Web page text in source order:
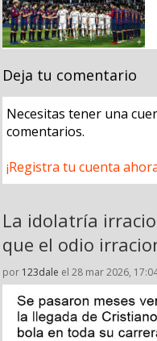
Deja tu comentario
Necesitas tener una
comentarios.
¡Registra tu cuenta
La idolatría
que el odio
por 123dale el 28 mar 2026,